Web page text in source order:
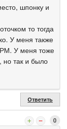
шпонку и
то тогда
У меня также
У меня тоже
но так и было
Ответить
0